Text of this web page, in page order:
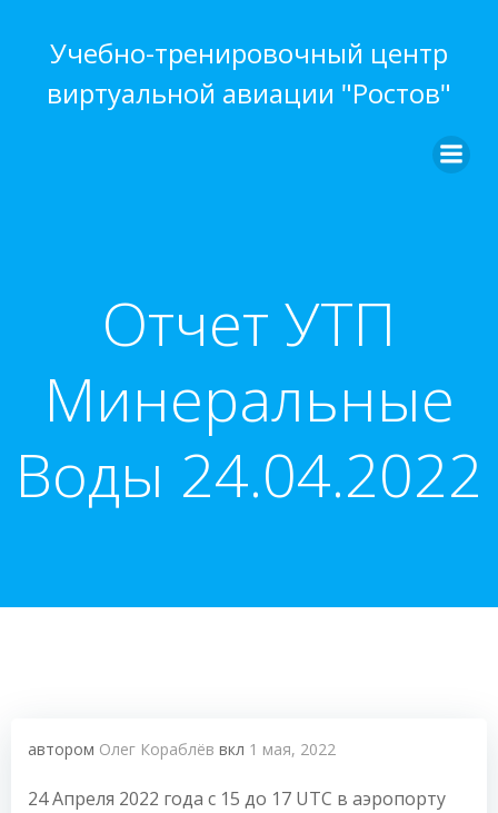
содержимому
Учебно-тренировочный центр
виртуальной авиации "Ростов"
Отчет УТП
Минеральные
Воды 24.04.2022
автором Олег Кораблёв вкл 1 мая, 2022
24 Апреля 2022 года с 15 до 17 UTC в аэропорту